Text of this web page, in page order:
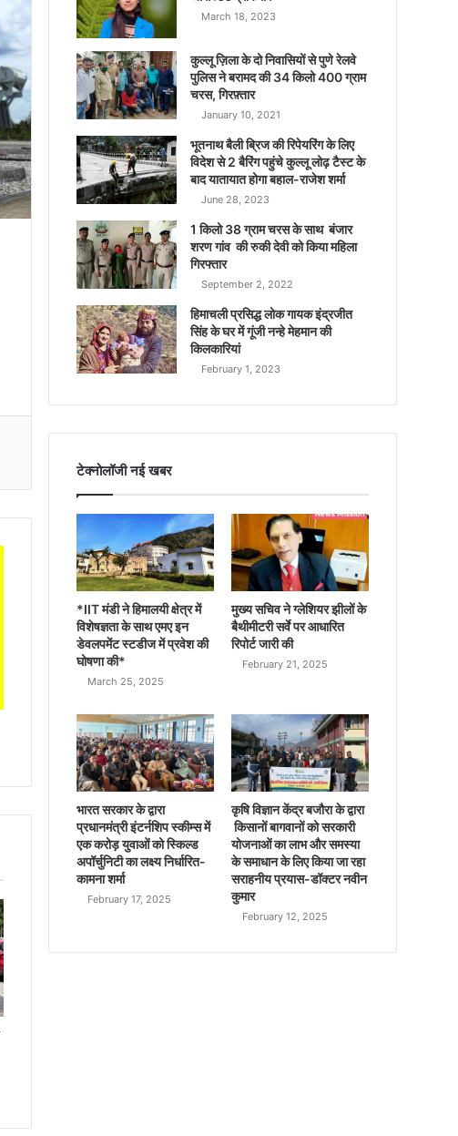
March 18, 2023
कुल्लू ज़िला के दो निवासियों से पुणे रेलवे
पुलिस ने बरामद की 34 किलो 400 ग्राम
चरस, गिरफ़्तार
January 10, 2021
भूतनाथ बैली ब्रिज की रिपेयरिंग के लिए
विदेश से 2 बैरिंग पहुंचे कुल्लू लोढ़ टैस्ट के
बाद यातायात होगा बहाल-राजेश शर्मा
June 28, 2023
1 किलो 38 ग्राम चरस के साथ बंजार
शरण गांव की रुकी देवी को किया महिला
गिरफ्तार
September 2, 2022
हिमाचली प्रसिद्ध लोक गायक इंद्रजीत
सिंह के घर में गूंजी नन्हे मेहमान की
किलकारियां
February 1, 2023
टेक्नोलॉजी नई खबर
*IIT मंडी ने हिमालयी क्षेत्र में
विशेषज्ञता के साथ एमए इन
डेवलपमेंट स्टडीज में प्रवेश की
घोषणा की*
March 25, 2025
मुख्य सचिव ने ग्लेशियर झीलों के
बैथीमीटरी सर्वे पर आधारित
रिपोर्ट जारी की
February 21, 2025
भारत सरकार के द्वारा
प्रधानमंत्री इंटर्नशिप स्कीम्स में
एक करोड़ युवाओं को स्किल्ड
अपॉर्चुनिटी का लक्ष्य निर्धारित-
कामना शर्मा
February 17, 2025
कृषि विज्ञान केंद्र बजौरा के द्वारा
किसानों बागवानों को सरकारी
योजनाओं का लाभ और समस्या
के समाधान के लिए किया जा रहा
सराहनीय प्रयास-डॉक्टर नवीन
कुमार
February 12, 2025